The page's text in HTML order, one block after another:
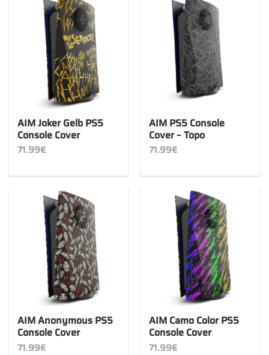
AIM Joker Gelb PS5
Console Cover
71.99€
AIM PS5 Console
Cover – Topo
71.99€
AIM Anonymous PS5
Console Cover
71.99€
AIM Camo Color PS5
Console Cover
71.99€